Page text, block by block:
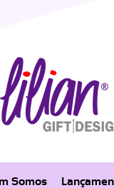
Somos